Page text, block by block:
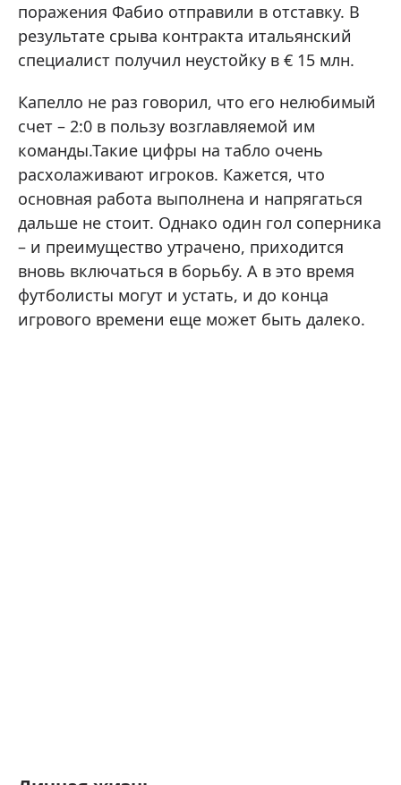
поражения Фабио отправили в отставку. В
результате срыва контракта итальянский
специалист получил неустойку в € 15 млн.
Капелло не раз говорил, что его нелюбимый
счет – 2:0 в пользу возглавляемой им
команды.Такие цифры на табло очень
расхолаживают игроков. Кажется, что
основная работа выполнена и напрягаться
дальше не стоит. Однако один гол соперника
– и преимущество утрачено, приходится
вновь включаться в борьбу. А в это время
футболисты могут и устать, и до конца
игрового времени еще может быть далеко.